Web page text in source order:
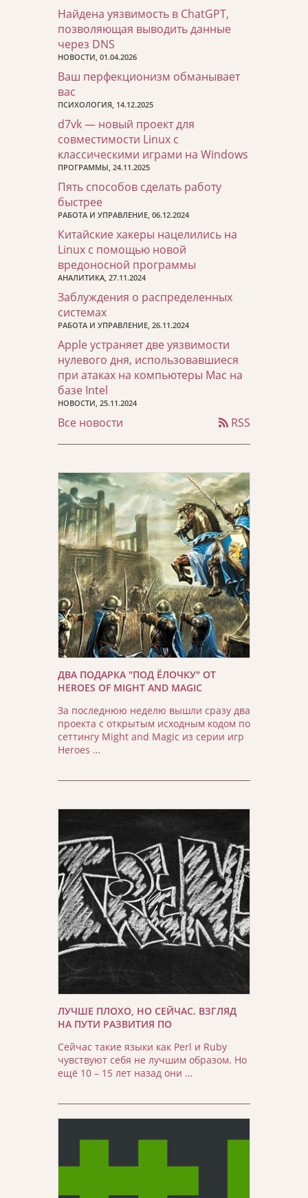
Найдена уязвимость в ChatGPT,
позволяющая выводить данные
через DNS
НОВОСТИ, 01.04.2026
Ваш перфекционизм обманывает
вас
ПСИХОЛОГИЯ, 14.12.2025
d7vk — новый проект для
совместимости Linux с
классическими играми на Windows
ПРОГРАММЫ, 24.11.2025
Пять способов сделать работу
быстрее
РАБОТА И УПРАВЛЕНИЕ, 06.12.2024
Китайские хакеры нацелились на
Linux с помощью новой
вредоносной программы
АНАЛИТИКА, 27.11.2024
Заблуждения о распределенных
системах
РАБОТА И УПРАВЛЕНИЕ, 26.11.2024
Apple устраняет две уязвимости
нулевого дня, использовавшиеся
при атаках на компьютеры Mac на
базе Intel
НОВОСТИ, 25.11.2024
Все новости RSS
ДВА ПОДАРКА "ПОД ЁЛОЧКУ" ОТ
HEROES OF MIGHT AND MAGIC
За последнюю неделю вышли сразу два
проекта с открытым исходным кодом по
сеттингу Might and Magic из серии игр
Heroes …
ЛУЧШЕ ПЛОХО, НО СЕЙЧАС. ВЗГЛЯД
НА ПУТИ РАЗВИТИЯ ПО
Сейчас такие языки как Perl и Ruby
чувствуют себя не лучшим образом. Но
ещё 10 – 15 лет назад они …